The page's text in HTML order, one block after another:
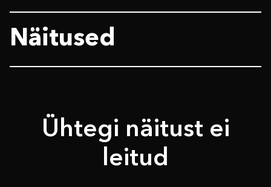
Näitused
Ühtegi näitust ei
leitud